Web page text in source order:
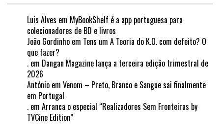
Luis Alves em MyBookShelf é a app portuguesa para
colecionadores de BD e livros
João Gordinho em Tens um A Teoria do K.O. com defeito? O
que fazer?
. em Dangan Magazine lança a terceira edição trimestral de
2026
António em Venom – Preto, Branco e Sangue sai finalmente
em Portugal
. em Arranca o especial “Realizadores Sem Fronteiras by
TVCine Edition”